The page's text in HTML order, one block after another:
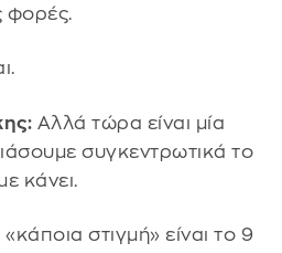
φορές.
Αλλά τώρα είναι μία
συγκεντρωτικά το
κάνει.
«κάποια στιγμή» είναι το 9